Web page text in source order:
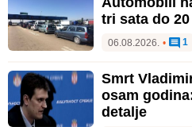
tri sata do
06.08.2026. • 1
Smrt
osam
detalje